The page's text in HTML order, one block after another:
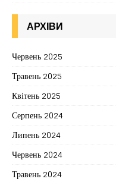
АРХІВИ
Червень 2025
Травень 2025
Квітень 2025
Серпень 2024
Липень 2024
Червень 2024
Травень 2024